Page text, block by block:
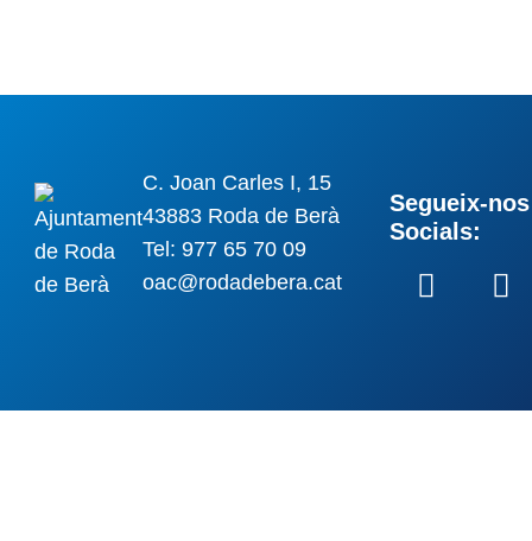
C. Joan Carles I, 15
43883 Roda de Berà
Tel: 977 65 70 09
oac@rodadebera.cat
Segueix-
Socials: